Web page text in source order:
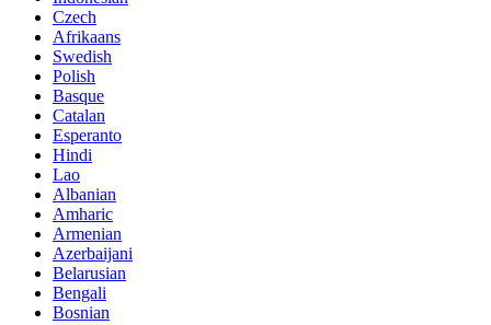
Czech
Afrikaans
Swedish
Polish
Basque
Catalan
Esperanto
Hindi
Lao
Albanian
Amharic
Armenian
Azerbaijani
Belarusian
Bengali
Bosnian